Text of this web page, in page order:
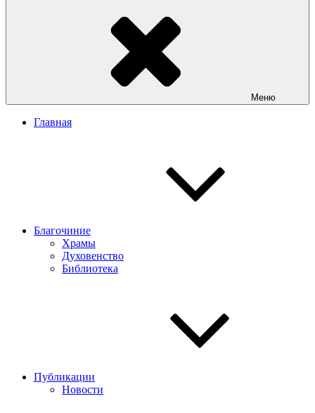
Меню
Главная
Благочиние
Храмы
Духовенство
Библиотека
Публикации
Новости